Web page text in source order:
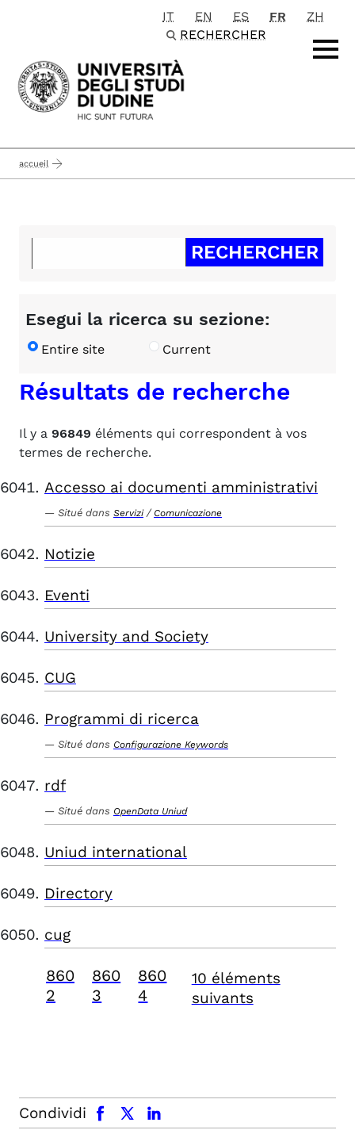
Passa al contenuto principale
IT EN ES FR
ZH
RECHERCHER
accueil
Esegui la ricerca su sezione:
Entire site Current
Résultats de recherche
Il y a 96849 éléments qui correspondent à vos
termes de recherche.
Accesso ai documenti amministrativi
Situé dans Servizi / Comunicazione
Notizie
Eventi
University and Society
CUG
Programmi di ricerca
Situé dans Configurazione Keywords
rdf
Situé dans OpenData Uniud
Uniud international
Directory
cug
860
2
860
3
860
4
10 éléments
suivants
Condividi
facebook x.com linkedin